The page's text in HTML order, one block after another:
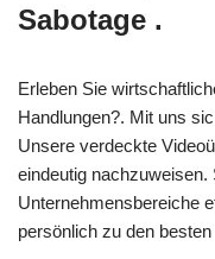
Sabotage .
Erleben Sie
Handlungen?. Mit uns
Unsere verdeckte
eindeutig nachzuweisen.
Unternehmensbereiche
persönlich zu den